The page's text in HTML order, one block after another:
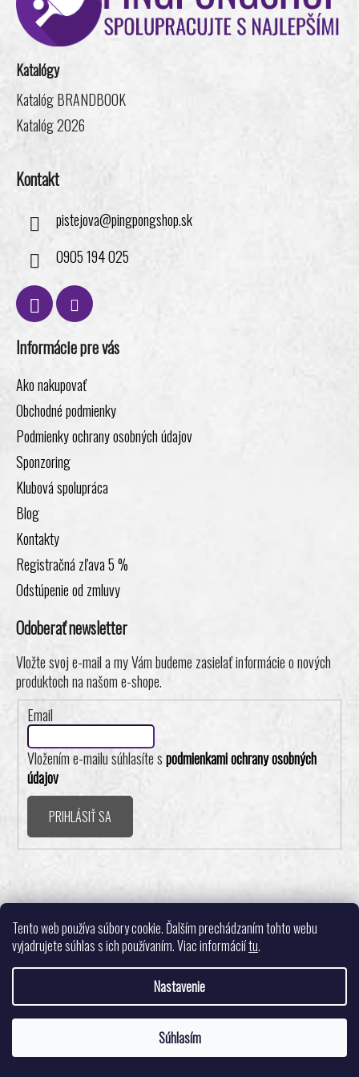
Tento web používa súbory cookie. Ďalším prechádzaním tohto webu
vyjadrujete súhlas s ich používaním. Viac informáciítu.
Nastavenie
Súhlasím
Katalógy
Katalóg BRANDBOOK
Katalóg 2026
Kontakt
pistejova@pingpongshop.sk
0905 194 025
Informácie pre vás
Ako nakupovať
Obchodné podmienky
Podmienky ochrany osobných údajov
Sponzoring
Klubová spolupráca
Blog
Kontakty
Registračná zľava 5 %
Odstúpenie od zmluvy
Odoberať newsletter
Vložte svoj e-mail a my Vám budeme zasielať informácie o nových
produktoch na našom e-shope.
Email
Vložením e-mailu súhlasíte spodmienkami ochrany osobných
údajov
PRIHLÁSIŤ SA
Realizovalo štúdio ADATELIER
Vytvoril Shoptet
Pingpongshop.sk - Športové potreby
vyhradené.